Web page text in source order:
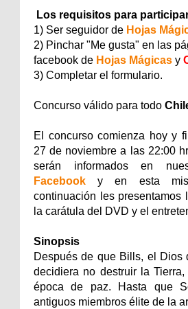
Los requisitos para
1) Ser seguidor de Hojas
2) Pinchar "Me gusta" en las
facebook de Hojas Mágicas y
3) Completar el formulario.
Concurso válido para todo
El concurso comienza hoy y
27 de noviembre a las 22:00
serán informados en
Facebook y en esta
continuación les presentamos
la carátula del DVD y el
Sinopsis
Después de que Bills, el Dios
decidiera no destruir la
época de paz. Hasta que
antiguos miembros élite de la